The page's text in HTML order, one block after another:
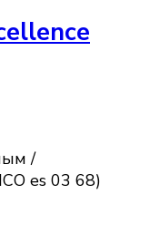
/
es 03 68)